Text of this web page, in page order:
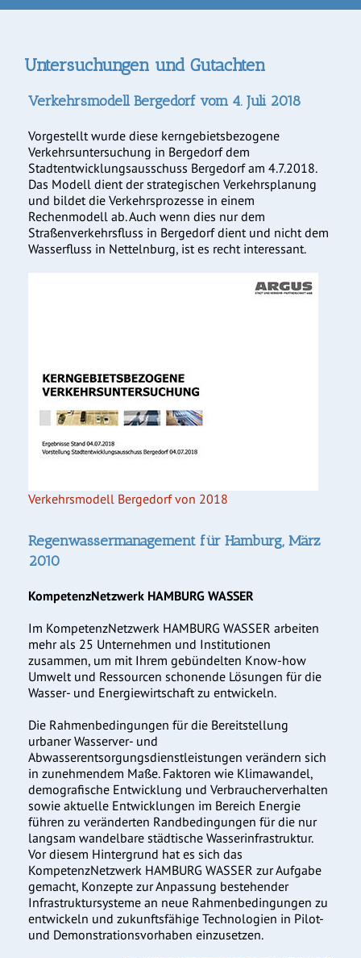
Untersuchungen und Gutachten
Verkehrsmodell Bergedorf vom 4. Juli 2018
Vorgestellt wurde diese kerngebietsbezogene
Verkehrsuntersuchung in Bergedorf dem
Stadtentwicklungsausschuss Bergedorf am 4.7.2018.
Das Modell dient der strategischen Verkehrsplanung
und bildet die Verkehrsprozesse in einem
Rechenmodell ab. Auch wenn dies nur dem
Straßenverkehrsfluss in Bergedorf dient und nicht dem
Wasserfluss in Nettelnburg, ist es recht interessant.
Verkehrsmodell Bergedorf von 2018
Regenwassermanagement für Hamburg, März
2010
KompetenzNetzwerk HAMBURG WASSER
Im KompetenzNetzwerk HAMBURG WASSER arbeiten
mehr als 25 Unternehmen und Institutionen
zusammen, um mit Ihrem gebündelten Know-how
Umwelt und Ressourcen schonende Lösungen für die
Wasser- und Energiewirtschaft zu entwickeln.
Die Rahmenbedingungen für die Bereitstellung
urbaner Wasserver- und
Abwasserentsorgungsdienstleistungen verändern sich
in zunehmendem Maße. Faktoren wie Klimawandel,
demografische Entwicklung und Verbraucherverhalten
sowie aktuelle Entwicklungen im Bereich Energie
führen zu veränderten Randbedingungen für die nur
langsam wandelbare städtische Wasserinfrastruktur.
Vor diesem Hintergrund hat es sich das
KompetenzNetzwerk HAMBURG WASSER zur Aufgabe
gemacht, Konzepte zur Anpassung bestehender
Infrastruktursysteme an neue Rahmenbedingungen zu
entwickeln und zukunftsfähige Technologien in Pilot-
und Demonstrationsvorhaben einzusetzen.